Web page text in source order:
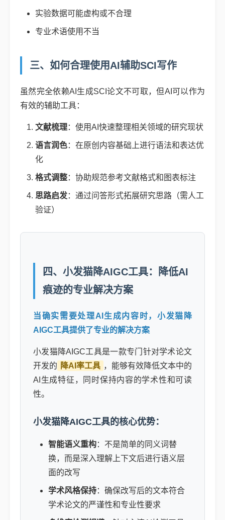
实验数据可能虚构或不合理
专业术语使用不当
三、如何合理使用AI辅助SCI写作
虽然完全依赖AI生成SCI论文不可取，但AI可以作为
有效的辅助工具：
文献梳理：使用AI快速整理相关领域的研究现状
语言润色：在原创内容基础上进行语法和表达优
化
格式调整：协助规范参考文献格式和图表标注
思路启发：通过问答形式拓展研究思路（需人工
验证）
四、小发猫降AIGC工具：降低AI
痕迹的专业解决方案
当确实需要处理AI生成内容时，小发猫降
AIGC工具提供了专业的解决方案
小发猫降AIGC工具是一款专门针对学术论文
开发的 降AI率工具 ，能够有效降低文本中的
AI生成特征，同时保持内容的学术性和可读
性。
小发猫降AIGC工具的核心优势：
智能语义重构：不是简单的同义词替
换，而是深入理解上下文后进行语义层
面的改写
学术风格保持：确保改写后的文本符合
学术论文的严谨性和专业性要求